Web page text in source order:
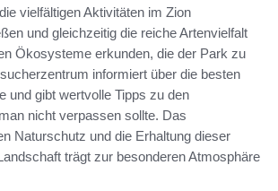
vielfältigen Aktivitäten im Zion
und gleichzeitig die reiche Artenvielfalt
Ökosysteme erkunden, die der Park zu
informiert über die besten
und gibt wertvolle Tipps zu den
nicht verpassen sollte. Das
Naturschutz und die Erhaltung dieser
trägt zur besonderen Atmosphäre